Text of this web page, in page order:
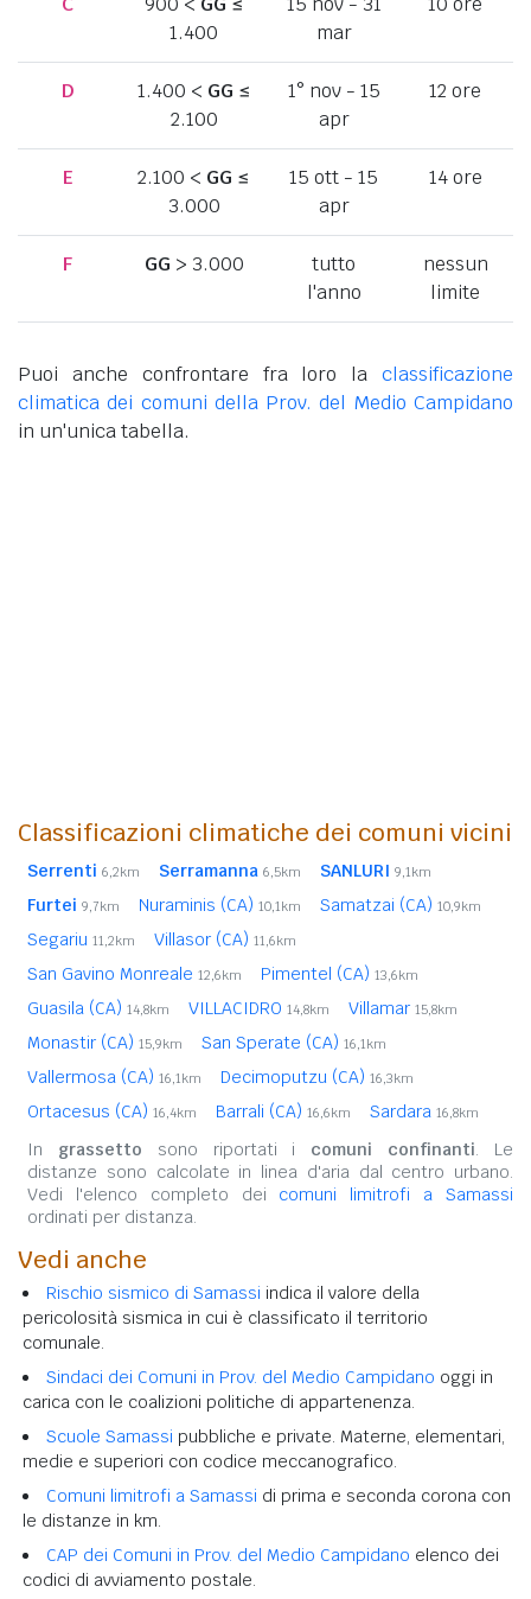
1.400
mar
D 1.400 < GG ≤
2.100
1° nov - 15
apr
12 ore
E 2.100 < GG ≤
3.000
15 ott - 15
apr
14 ore
F GG > 3.000
tutto
l'anno
nessun
limite
Puoi anche confrontare fra loro la classificazione
climatica dei comuni della Prov. del Medio Campidano
in un'unica tabella.
Classificazioni climatiche dei comuni vicini
Serrenti 6,2km Serramanna 6,5km SANLURI 9,1km
Furtei 9,7km Nuraminis (CA) 10,1km Samatzai (CA) 10,9km
Segariu 11,2km Villasor (CA) 11,6km
San Gavino Monreale 12,6km Pimentel (CA) 13,6km
Guasila (CA) 14,8km VILLACIDRO 14,8km Villamar 15,8km
Monastir (CA) 15,9km San Sperate (CA) 16,1km
Vallermosa (CA) 16,1km Decimoputzu (CA) 16,3km
Ortacesus (CA) 16,4km Barrali (CA) 16,6km Sardara 16,8km
In grassetto sono riportati i comuni confinanti. Le
distanze sono calcolate in linea d'aria dal centro urbano.
Vedi l'elenco completo dei comuni limitrofi a Samassi
ordinati per distanza.
Vedi anche
Rischio sismico di Samassi indica il valore della
pericolosità sismica in cui è classificato il territorio
comunale.
Sindaci dei Comuni in Prov. del Medio Campidano oggi in
carica con le coalizioni politiche di appartenenza.
Scuole Samassi pubbliche e private. Materne, elementari,
medie e superiori con codice meccanografico.
Comuni limitrofi a Samassi di prima e seconda corona con
le distanze in km.
CAP dei Comuni in Prov. del Medio Campidano elenco dei
codici di avviamento postale.